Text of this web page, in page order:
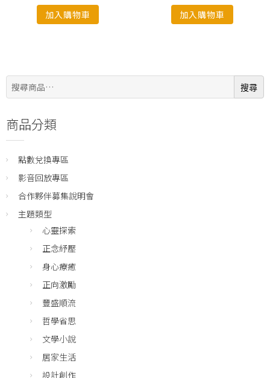
加入購物車 加入購物車
搜
尋:
搜尋
商品分類
點數兌換專區
影音回放專區
合作夥伴募集說明會
主題類型
心靈探索
正念紓壓
身心療癒
正向激勵
豐盛順流
哲學省思
文學小說
居家生活
設計創作